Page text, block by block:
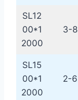
SL12
00*1
2000
3-8
SL15
00*1
2000
2-6